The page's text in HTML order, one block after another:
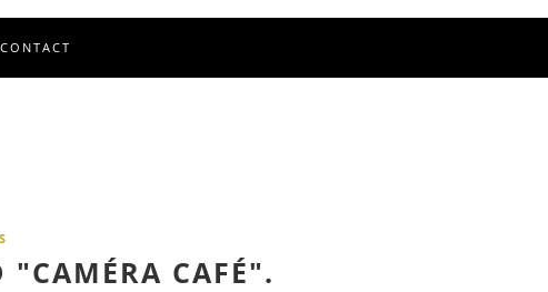
CONTACT
CAFÉ".